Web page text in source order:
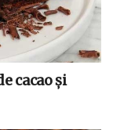
cacao și